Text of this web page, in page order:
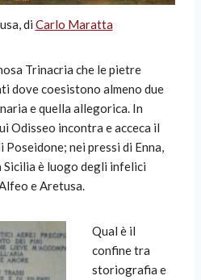
di Carlo Maratta
Trinacria che le pietre
dove coesistono almeno due
e quella allegorica. In
Odisseo incontra e acceca il
nei pressi di Enna,
Sicilia è luogo degli infelici
e Aretusa.
Qual è il
confine tra
storiografia e